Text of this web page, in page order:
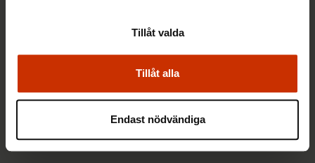
Tillåt alla
Tillåt valda
Endast nödvändiga
med en brinnande vilja att vinna
Alla nyheter